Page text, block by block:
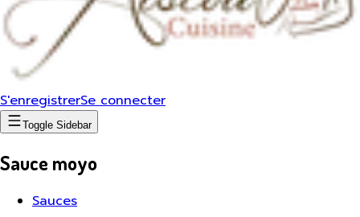
S'enregistrerSe connecter
Toggle Sidebar
Sauce moyo
Sauces